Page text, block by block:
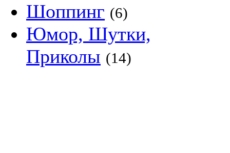
Шоппинг (6)
Юмор, Шутки,
Приколы (14)